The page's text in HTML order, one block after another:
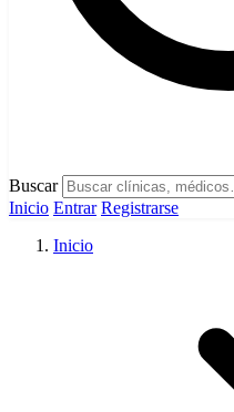
Buscar
Inicio Entrar Registrarse
Inicio